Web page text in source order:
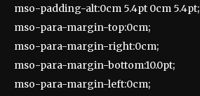
mso-padding-alt:0cm 5.4pt 0cm 5.4pt;
mso-para-margin-top:0cm;
mso-para-margin-right:0cm;
mso-para-margin-bottom:10.0pt;
mso-para-margin-left:0cm;